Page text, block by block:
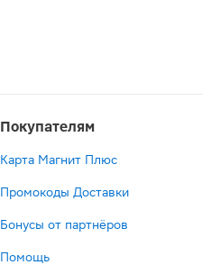
Покупателям
Карта Магнит Плюс
Промокоды Доставки
Бонусы от партнёров
Помощь